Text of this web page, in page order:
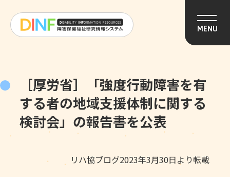
MENU
［厚労省］「強度行動障害を有
する者の地域支援体制に関する
検討会」の報告書を公表
リハ協ブログ2023年3月30日より転載